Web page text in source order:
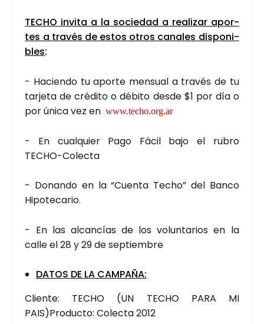
TECHO invi­ta a la socie­dad a rea­li­zar apor­
tes a tra­vés de estos otros cana­les dis­po­ni­
bles:
- Hacien­do tu apor­te men­sual a tra­vés de tu
tar­je­ta de cré­di­to o débi­to des­de $1 por día o
por úni­ca vez enwww.techo.org.ar
- En cual­quier Pago Fácil bajo el rubro
TECHO-Colec­ta
- Donan­do en la “Cuen­ta Techo” del Ban­co
Hipo­te­ca­rio.
- En las alcan­cías de los volun­ta­rios en la
calle el 28 y 29 de sep­tiem­bre
DATOS DE LA CAM­PA­ÑA:
Clien­te: TECHO (UN TECHO PARA MI
PAIS)Producto: Colec­ta 2012